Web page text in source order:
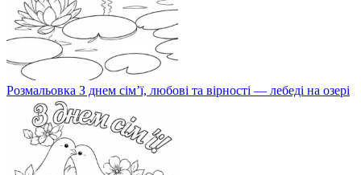
Розмальовка З днем сім’ї, любові та вірності — лебеді на озері